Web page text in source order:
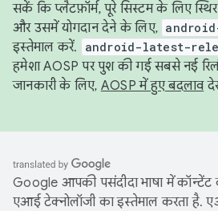
सकें कि प्लैटफ़ॉर्म, पूरे सिस्टम के लिए
और उसमें योगदान देने के लिए,
इस्तेमाल करें.
android-latest-
हमेशा AOSP पर पुश की गई सबसे नई
जानकारी के लिए, AOSP में हुए बदलाव
Google आपकी पसंदीदा भाषा में
एआई टेक्नोलॉजी का इस्तेमाल करता है.